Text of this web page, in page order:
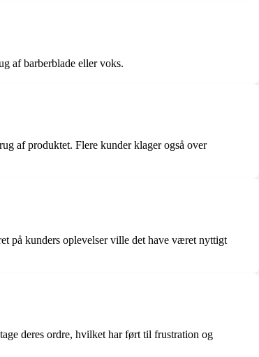
af barberblade eller voks.
af produktet. Flere kunder klager også over
på kunders oplevelser ville det have været nyttigt
deres ordre, hvilket har ført til frustration og